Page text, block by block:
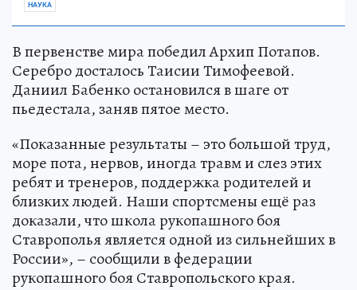
НАУКА
В первенстве мира победил Архип Потапов.
Серебро досталось Таисии Тимофеевой.
Даниил Бабенко остановился в шаге от
пьедестала, заняв пятое место.
«Показанные результаты – это большой труд,
море пота, нервов, иногда травм и слез этих
ребят и тренеров, поддержка родителей и
близких людей. Наши спортсмены ещё раз
доказали, что школа рукопашного боя
Ставрополья является одной из сильнейших в
России», – сообщили в федерации
рукопашного боя Ставропольского края.